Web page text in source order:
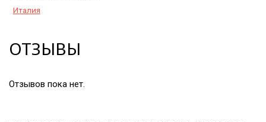
Италия
ОТЗЫВЫ
Отзывов пока нет.